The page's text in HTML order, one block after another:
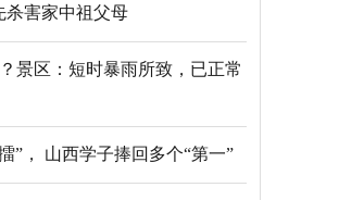
杀害家中祖父母
景区：短时暴雨所致，已正常
”， 山西学子捧回多个“第一”